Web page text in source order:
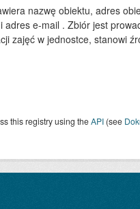
nazwę obiektu, adres
adres e-mail . Zbiór jest
zajęć w jednostce, stanowi
this registry using theAPI (see